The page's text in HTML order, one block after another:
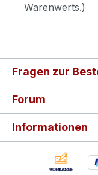
Warenwerts.)
Fragen zur
Forum
Informationen